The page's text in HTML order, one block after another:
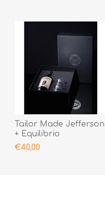
Tailor Made Jefferson
+ Equilibrio
€40,00